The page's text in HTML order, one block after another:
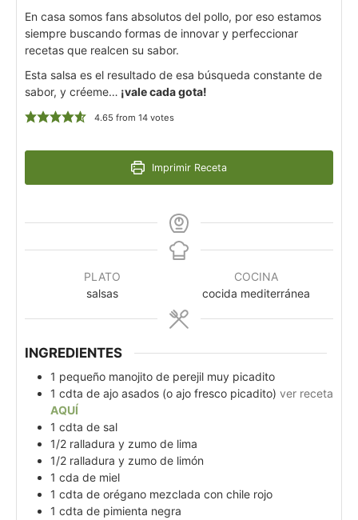
En casa somos fans absolutos del pollo, por eso estamos
siempre buscando formas de innovar y perfeccionar
recetas que realcen su sabor.
Esta salsa es el resultado de esa búsqueda constante de
sabor, y créeme… ¡vale cada gota!
4.65 from 14votes
Imprimir Receta
PLATO
salsas
COCINA
cocida mediterránea
INGREDIENTES
1 pequeño manojito de perejil muy picadito
1 cdta de ajo asados (o ajo fresco picadito) ver receta
AQUÍ
1 cdta de sal
1/2 ralladura y zumo de lima
1/2 ralladura y zumo de limón
1 cda de miel
1 cdta de orégano mezclada con chile rojo
1 cdta de pimienta negra